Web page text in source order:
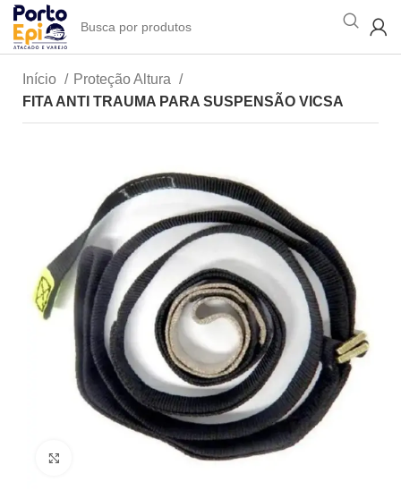
Início
Proteção Altura
FITA ANTI TRAUMA PARA SUSPENSÃO VICSA
Clique para ampliar